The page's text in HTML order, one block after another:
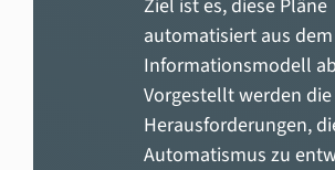
Ziel ist es, diese Pläne
automatisiert aus dem
Informationsmodell
Vorgestellt werden die
Herausforderungen,
Automatismus zu